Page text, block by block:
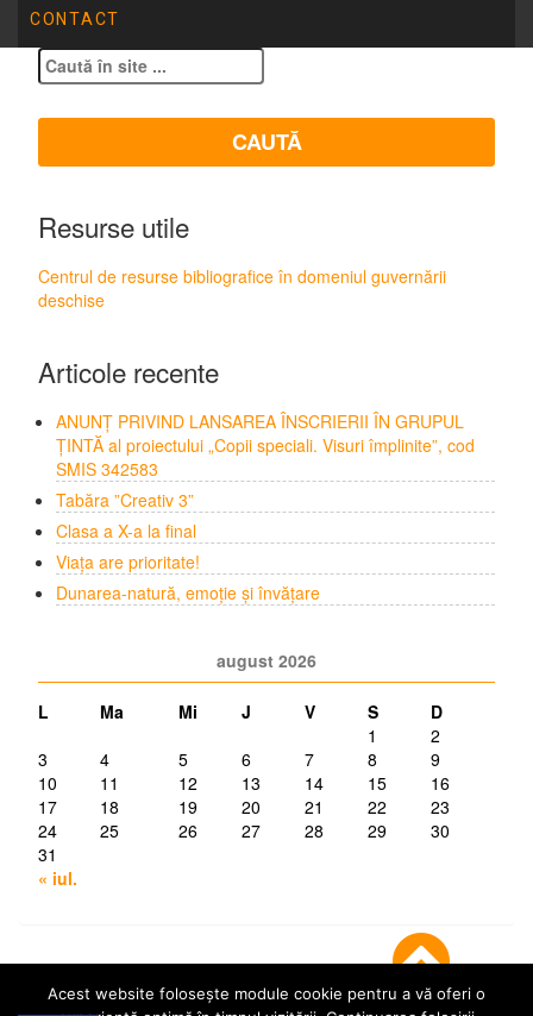
CONTACT
Resurse utile
Centrul de resurse bibliografice în domeniul guvernării
deschise
Articole recente
ANUNȚ PRIVIND LANSAREA ÎNSCRIERII ÎN GRUPUL
ȚINTĂ al proiectului „Copii speciali. Visuri împlinite”, cod
SMIS 342583
Tabăra ”Creativ 3”
Clasa a X-a la final
Viața are prioritate!
Dunarea-natură, emoție și învățare
august 2026
L Ma Mi J V S
D
1
2
3
4 5 6 7 8
9
10
11 12 13 14 15
16
17
18 19 20 21 22
23
24
25 26 27 28 29
30
31
« iul.
Acest website folosește module cookie pentru a vă oferi o